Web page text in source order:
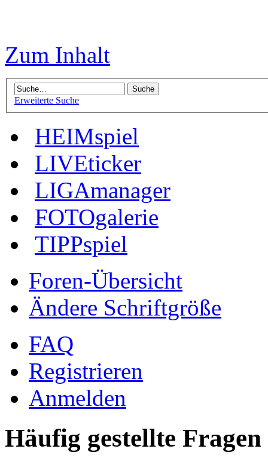
Zum Inhalt
Erweiterte Suche
HEIMspiel
LIVEticker
LIGAmanager
FOTOgalerie
TIPPspiel
Foren-Übersicht
Ändere Schriftgröße
FAQ
Registrieren
Anmelden
Häufig gestellte Fragen